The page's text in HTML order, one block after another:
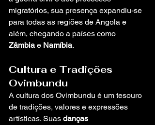
migratórios, sua presença expandiu-se
para todas as regiões de Angola e
além, chegando a países como
Zâmbia e Namíbia.
Cultura e Tradições
Ovimbundu
A cultura dos Ovimbundu é um tesouro
de tradições, valores e expressões
artísticas. Suas danças